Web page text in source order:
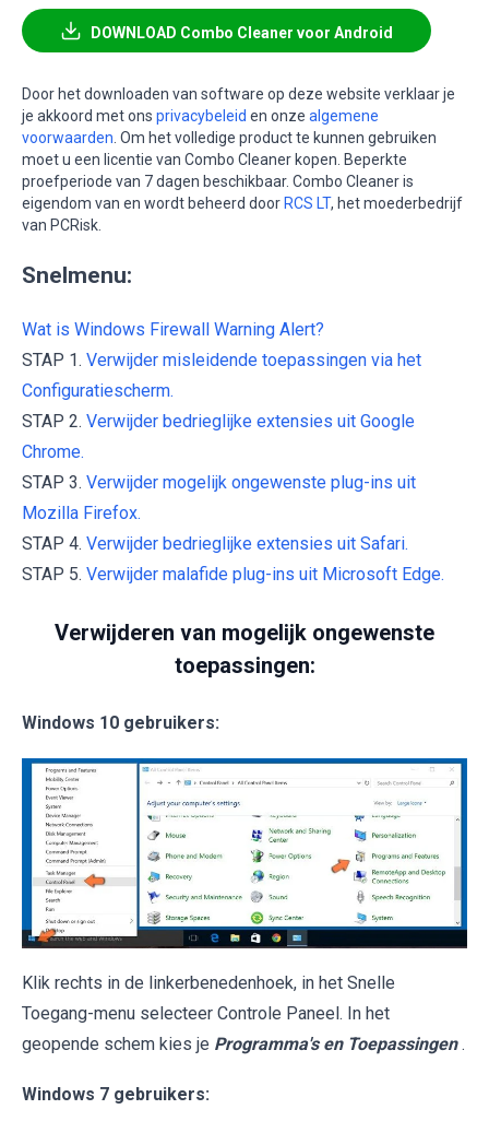
DOWNLOAD Combo Cleaner voor Android
Door het downloaden van software op deze website verklaar je
je akkoord met ons privacybeleid en onze algemene
voorwaarden . Om het volledige product te kunnen gebruiken
moet u een licentie van Combo Cleaner kopen. Beperkte
proefperiode van 7 dagen beschikbaar. Combo Cleaner is
eigendom van en wordt beheerd doorRCS LT, het moederbedrijf
van PCRisk.
Snelmenu:
Wat is Windows Firewall Warning Alert?
STAP 1. Verwijder misleidende toepassingen via het
Configuratiescherm.
STAP 2. Verwijder bedrieglijke extensies uit Google
Chrome.
STAP 3. Verwijder mogelijk ongewenste plug-ins uit
Mozilla Firefox.
STAP 4. Verwijder bedrieglijke extensies uit Safari.
STAP 5. Verwijder malafide plug-ins uit Microsoft Edge.
Verwijderen van mogelijk ongewenste
toepassingen:
Windows 10 gebruikers:
Klik rechts in de linkerbenedenhoek, in het Snelle
Toegang-menu selecteer Controle Paneel. In het
geopende schem kies je Programma's en Toepassingen .
Windows 7 gebruikers: